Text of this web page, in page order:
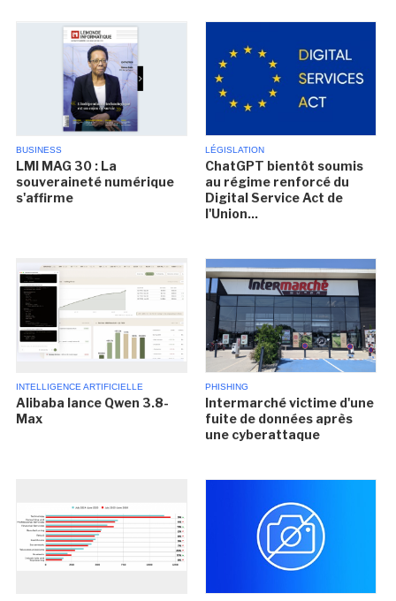
BUSINESS
LMI MAG 30 : La
souveraineté numérique
s'affirme
LÉGISLATION
ChatGPT bientôt soumis
au régime renforcé du
Digital Service Act de
l'Union...
INTELLIGENCE ARTIFICIELLE
Alibaba lance Qwen 3.8-
Max
PHISHING
Intermarché victime d'une
fuite de données après
une cyberattaque